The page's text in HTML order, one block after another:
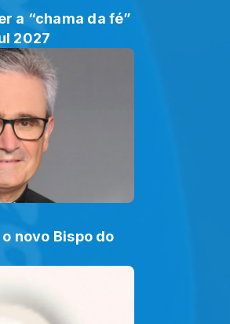
a “chama da fé”
2027
novo Bispo do